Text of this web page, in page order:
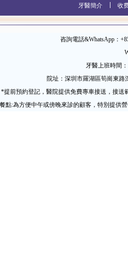
牙醫簡介 收
咨詢電話&WhatsApp：
牙醫上班時間
院址：深圳市羅湖區筍崗東
*提前預約登記，醫院提供免費專車接送，接
點:為方便中午或傍晚來診的顧客，特別提供